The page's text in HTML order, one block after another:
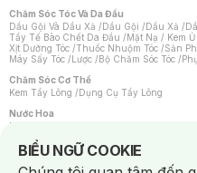
Chăm Sóc Tóc Và Da Đầu
Dầu Gội Và Dầu Xả /Dầu Gội /Dầu Xả /
Tẩy Tế Bào Chết Da Đầu /Mặt Nạ / Kem Ủ
Xịt Dưỡng Tóc /Thuốc Nhuộm Tóc /Sản
Máy Sấy Tóc /Lược /Bộ Chăm Sóc Tóc /
Chăm Sóc Cơ Thể
Kem Tẩy Lông /Dụng Cụ Tẩy Lông
Nước Hoa
Nước Hoa Nữ
Chăm Sóc Cá Nhân
Chống Muỗi /Khẩu Trang /Máy Massage/
BIỂU NGỮ COOKIE
Notice about cookies usage